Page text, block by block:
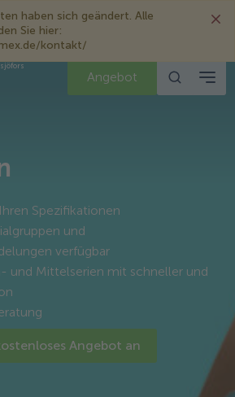
haben sich geändert. Alle
Sie hier:
kontakt/
Angebot
Spezifikationen
und
verfügbar
und Mittelserien mit schneller und
Angebot an